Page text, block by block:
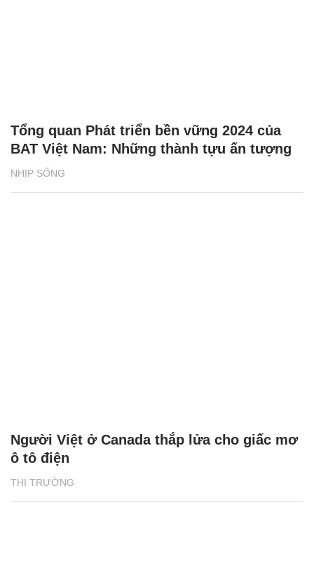
NHỊP SỐNG
Tổng quan Phát triển bền vững 2024 của
BAT Việt Nam: Những thành tựu ấn tượng
THỊ TRƯỜNG
Người Việt ở Canada thắp lửa cho giấc mơ
ô tô điện